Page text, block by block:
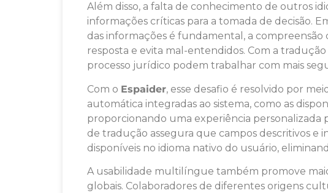
Além disso, a falta de conhecimento de outros
informações críticas para a tomada de decisão.
das informações é fundamental, a
resposta e evita mal-entendidos. Com a
processo jurídico podem trabalhar com mais
Com o Espaider, esse desafio é resolvido por
automática integradas ao sistema, como as
proporcionando uma experiência personalizada
de tradução assegura que campos descritivos e
disponíveis no idioma nativo do usuário,
A usabilidade multilíngue também promove
globais. Colaboradores de diferentes origens